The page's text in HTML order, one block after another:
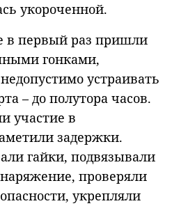
укороченной.
в первый раз пришли
гонками,
устраивать
– до полутора часов.
участие в
задержки.
гайки, подвязывали
проверяли
укрепляли